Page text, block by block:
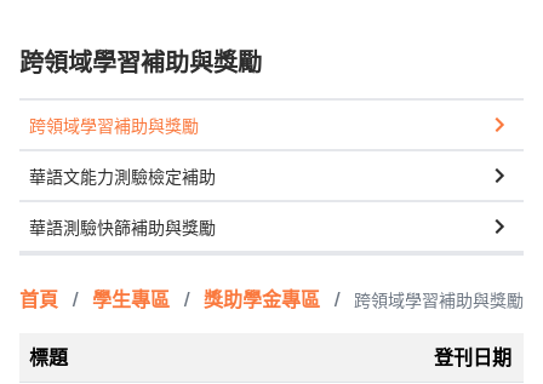
跨領域學習補助與獎勵
跨領域學習補助與獎勵
華語文能力測驗檢定補助
華語測驗快篩補助與獎勵
首頁 / 學生專區 / 獎助學金專區 / 跨領域學習補助與獎勵
標題
登刊日期